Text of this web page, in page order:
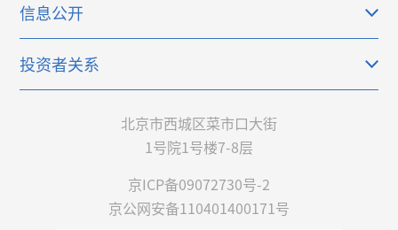
北京市西城区菜市口大街
1号院1号楼7-8层
京ICP备09072730号-2
京公网安备110401400171号
信息公开
投资者关系